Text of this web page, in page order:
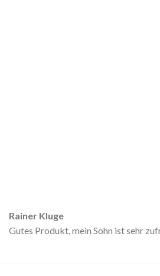
Rainer Kluge
Gutes Produkt, mein Sohn ist sehr